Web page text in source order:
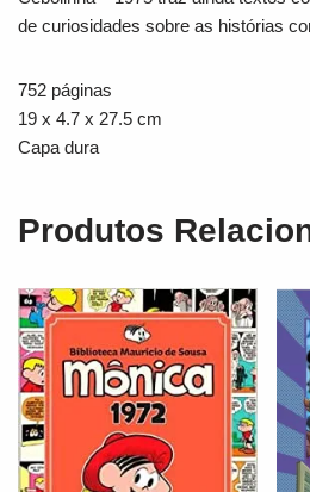
de curiosidades sobre as histórias
752 páginas
19 x 4.7 x 27.5 cm
Capa dura
Produtos